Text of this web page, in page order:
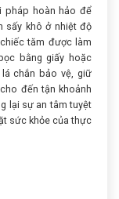
pháp hoàn hảo để
sấy khô ở nhiệt độ
tăm được làm
bằng giấy hoặc
chắn bảo vệ, giữ
đến tận khoảnh
lại sự an tâm tuyệt
sức khỏe của thực